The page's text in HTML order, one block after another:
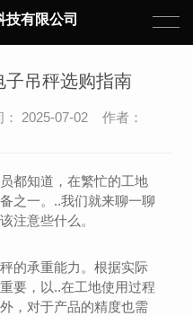
技有限公司
吊秤选购指南
2025-07-02 作者：
都知道，在繁忙的工地
之一。..我们就来聊一聊
注意些什么。
的承重能力。根据实际
要，以..在工地使用过程
，对于产品的精度也需